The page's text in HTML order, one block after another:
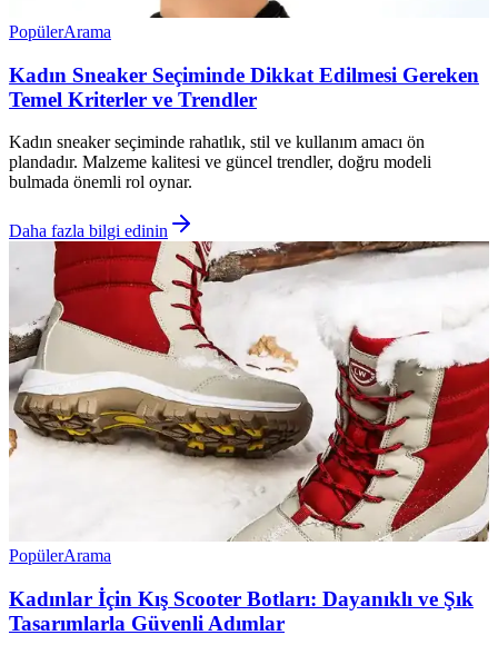
PopülerArama
Kadın Sneaker Seçiminde Dikkat Edilmesi Gereken
Temel Kriterler ve Trendler
Kadın sneaker seçiminde rahatlık, stil ve kullanım amacı ön
plandadır. Malzeme kalitesi ve güncel trendler, doğru modeli
bulmada önemli rol oynar.
Daha fazla bilgi edinin
PopülerArama
Kadınlar İçin Kış Scooter Botları: Dayanıklı ve Şık
Tasarımlarla Güvenli Adımlar